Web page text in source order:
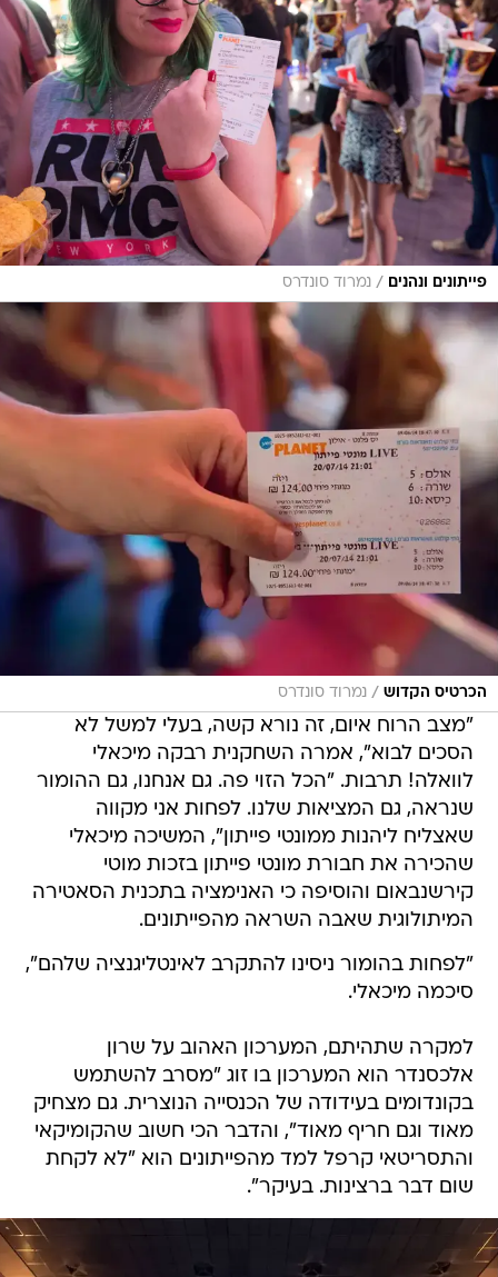
פייתונים ונהנים / נמרוד סונדרס
הכרטיס הקדוש / נמרוד סונדרס
"מצב הרוח איום, זה נורא קשה, בעלי למשל לא
הסכים לבוא", אמרה השחקנית רבקה מיכאלי
לוואלה! תרבות. "הכל הזוי פה. גם אנחנו, גם ההומור
שנראה, גם המציאות שלנו. לפחות אני מקווה
שאצליח ליהנות ממונטי פייתון", המשיכה מיכאלי
שהכירה את חבורת מונטי פייתון בזכות מוטי
קירשנבאום והוסיפה כי האנימציה בתכנית הסאטירה
המיתולוגית שאבה השראה מהפייתונים.
"לפחות בהומור ניסינו להתקרב לאינטליגנציה שלהם",
סיכמה מיכאלי.
למקרה שתהיתם, המערכון האהוב על שרון
אלכסנדר הוא המערכון בו זוג "מסרב להשתמש
בקונדומים בעידודה של הכנסייה הנוצרית. גם מצחיק
מאוד וגם חריף מאוד", והדבר הכי חשוב שהקומיקאי
והתסריטאי קרפל למד מהפייתונים הוא "לא לקחת
שום דבר ברצינות. בעיקר".